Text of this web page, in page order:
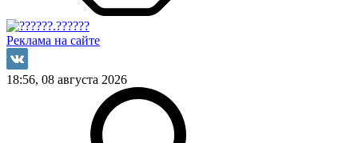
Реклама на сайте
18:56, 08 августа 2026